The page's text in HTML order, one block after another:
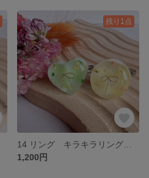
残り1点
1,200円